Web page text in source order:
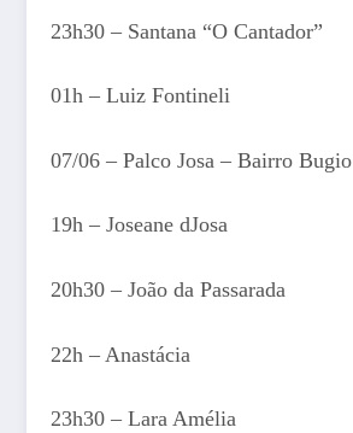
23h30 – Santana “O Cantador”
01h – Luiz Fontineli
07/06 – Palco Josa – Bairro Bugio
19h – Joseane dJosa
20h30 – João da Passarada
22h – Anastácia
23h30 – Lara Amélia